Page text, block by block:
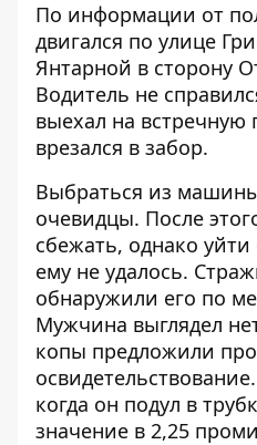
По информации от
двигался по улице
Янтарной в сторону
Водитель не
выехал на встречную
врезался в забор.
Выбраться из
очевидцы. После
сбежать, однако уйти
ему не удалось.
обнаружили его по
Мужчина выглядел
копы предложили
когда он подул в
значение в 2,25